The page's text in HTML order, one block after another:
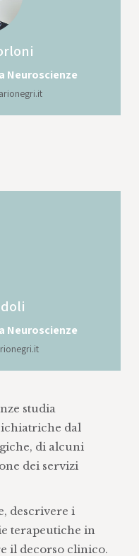
Neuroscienze
Neuroscienze
studia
dal
di alcuni
dei servizi
descrivere i
terapeutiche in
il decorso clinico.